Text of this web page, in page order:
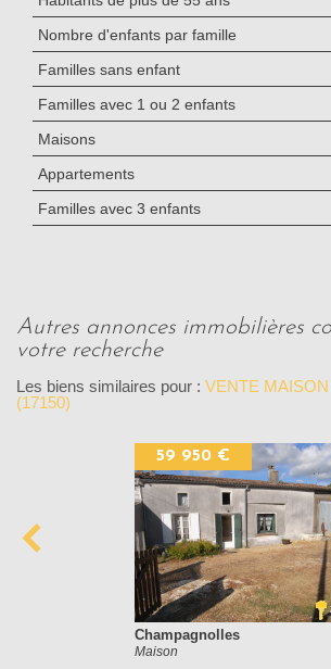
Nombre d'enfants par famille
Familles sans enfant
Familles avec 1 ou 2 enfants
Maisons
Appartements
Familles avec 3 enfants
autres annonces immobilières correspondant à
votre recherche
Les biens similaires pour : VENTE
(17150)
59 950 €
Champagnolles
Maison